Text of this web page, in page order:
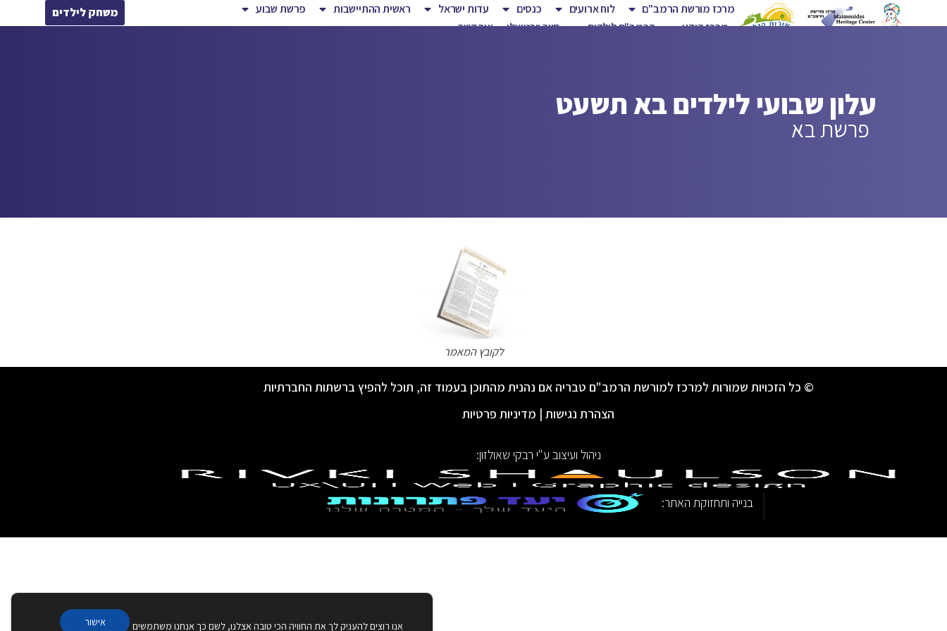
מרכז מורשת הרמב"ם לוח ארועים כנסים עדות ישראל ראשית ההתיישבות
פרשת שבוע
מרכז הידע
הרמב"ם לילדים סיור וירטואלי צור קשר
משחק לילדים
עלון שבועי לילדים בא תשעט
פרשת בא
לקובץ המאמר
© כל הזכויות שמורות למרכז למורשת הרמב"ם טבריה אם נהנית מהתוכן בעמוד זה, תוכל להפיץ ברשתות החברתיות
הצהרת נגישות | מדיניות פרטיות
ניהול ועיצוב ע"י רבקי שאולזון:
בנייה ותחזוקת האתר:
אנו רוצים להעניק לך את החוויה הכי טובה אצלנו, לשם כך אנחנו משתמשים אישור